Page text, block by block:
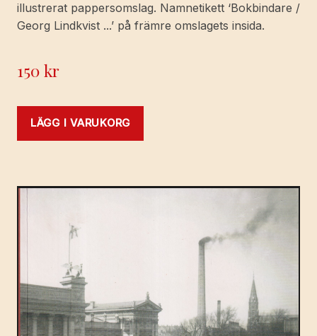
illustrerat pappersomslag. Namnetikett ‘Bokbindare /
Georg Lindkvist ...’ på främre omslagets insida.
150kr
LÄGG I VARUKORG